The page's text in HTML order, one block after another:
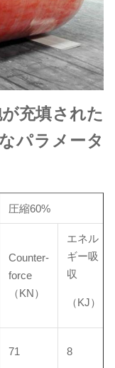
充填された
パラメータ
圧縮60%
Counter-
force
（KN）
エネル
ギー吸
収
（KJ）
71 8